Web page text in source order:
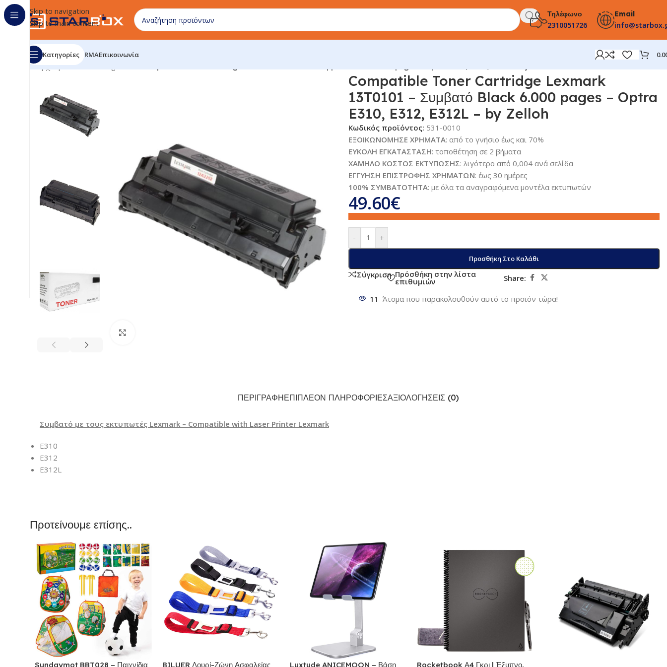
Skip to navigation
Skip to main content
Τηλέφωνο
2310051726
Email
Κατηγορίες RMAΕπικοινωνία
Αρχική σελίδα
Compatible Toner Cartridge Lexmark
13T0101 – Συμβατό Black 6.000 pages – Optra
E310, E312, E312L – by Zelloh
Κωδικός προϊόντος: 531-0010
ΕΞΟΙΚΩΝΟΜΗΣΕ ΧΡΗΜΑΤΑ: από το γνήσιο έως και 70%
ΕΥΚΟΛΗ ΕΓΚΑΤΑΣΤΑΣΗ: τοποθέτηση σε 2 βήματα
ΧΑΜΗΛΟ ΚΟΣΤΟΣ ΕΚΤΥΠΩΣΗΣ: λιγότερο από 0,004 ανά σελίδα
ΕΓΓΥΗΣΗ ΕΠΙΣΤΡΟΦΗΣ ΧΡΗΜΑΤΩΝ: έως 30 ημέρες
100% ΣΥΜΒΑΤΟΤΗΤΑ: με όλα τα αναγραφόμενα μοντέλα εκτυπωτών
49.60€
- +
Προσθήκη Στο Καλάθι
Σύγκριση Πρόσθήκη στην λίστα
επιθυμιών Share:
11 Άτομα που παρακολουθούν αυτό το προϊόν τώρα!
ΠΕΡΙΓΡΑΦΉΕΠΙΠΛΈΟΝ ΠΛΗΡΟΦΟΡΊΕΣΑΞΙΟΛΟΓΉΣΕΙΣ (0)
Συμβατό με τους εκτυπωτές Lexmark – Compatible with Laser Printer Lexmark
E310
E312
E312L
Προτείνουμε επίσης..
Sundaymot BBT028 – Παιχνίδια
BILUER Λουρί-Ζώνη Ασφαλείας
Luxtude ANICEMOON – Βάση
Rocketbook Α4 Γκρι | Έξυπνο,